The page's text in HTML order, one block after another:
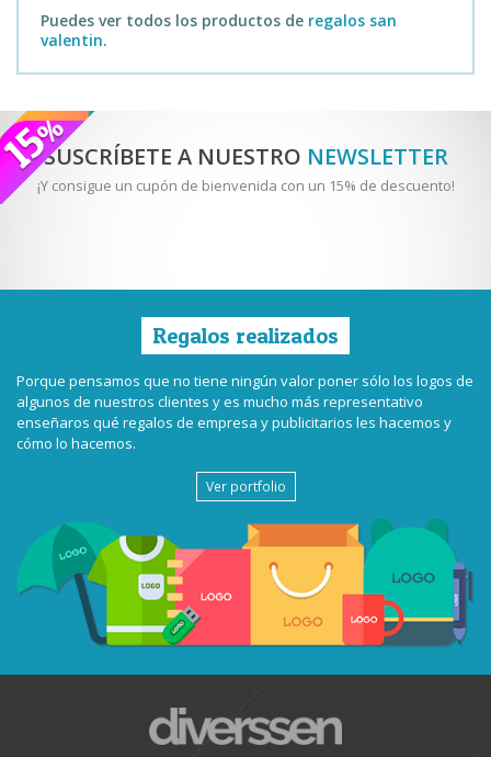
Puedes ver todos los productos de regalos san
valentin.
SUSCRÍBETE A NUESTRO NEWSLETTER
¡Y consigue un cupón de bienvenida con un 15% de descuento!
Regalos realizados
Porque pensamos que no tiene ningún valor poner sólo los logos de
algunos de nuestros clientes y es mucho más representativo
enseñaros qué regalos de empresa y publicitarios les hacemos y
cómo lo hacemos.
Ver portfolio